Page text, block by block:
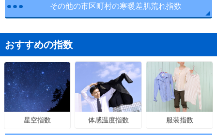
その他の市区町村の寒暖差肌荒れ指数
おすすめの指数
星空指数 体感温度指数 服装指数